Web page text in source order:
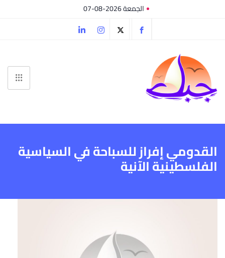
الجمعة 2026-08-07
القدومي إفراز للسباحة في السياسية
الفلسطينية الآنية